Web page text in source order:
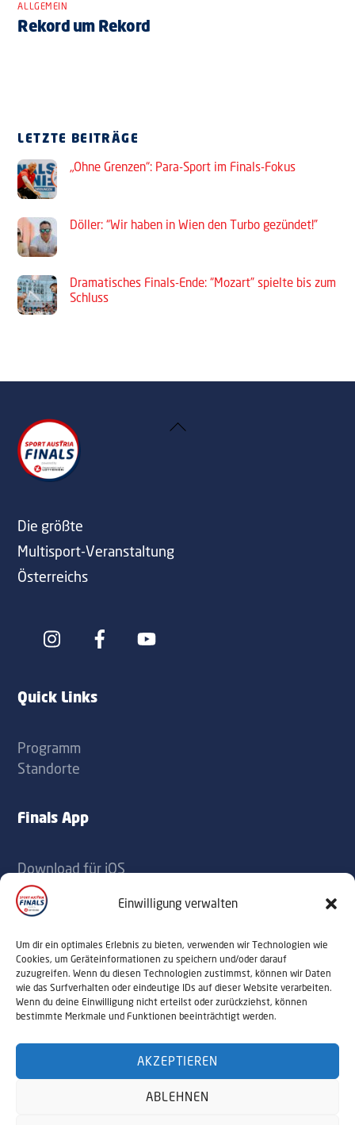
Einwilligung verwalten
Um dir ein optimales Erlebnis zu bieten, verwenden wir Technologien wie
Cookies, um Geräteinformationen zu speichern und/oder darauf
zuzugreifen. Wenn du diesen Technologien zustimmst, können wir Daten
wie das Surfverhalten oder eindeutige IDs auf dieser Website verarbeiten.
Wenn du deine Einwilligung nicht erteilst oder zurückziehst, können
bestimmte Merkmale und Funktionen beeinträchtigt werden.
AKZEPTIEREN
ABLEHNEN
ALLGEMEIN
Rekord um Rekord
LETZTE BEITRÄGE
„Ohne Grenzen“: Para-Sport im Finals-Fokus
Döller: “Wir haben in Wien den Turbo gezündet!”
Dramatisches Finals-Ende: “Mozart” spielte bis zum
Schluss
Back
Die größte
Multisport-Veranstaltung
Österreichs
Icon
Icon
Quick Links
Programm
Standorte
Finals App
Download für iOS
Download für Android
Kontakt
office@sportaustriafinals.at
+43 1 504 44 55
© 2026 Sport Austria Finals. Alle Rechte
vorbehalten. Webdesign by